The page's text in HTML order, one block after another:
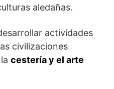
aledañas.
actividades
civilizaciones
cestería y el arte